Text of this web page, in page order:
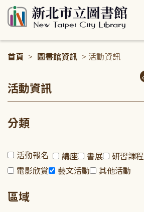
首頁 > 圖書館資訊 > 活動資訊
活動資訊
分類
活動報名 講座 書展 研習課程
電影欣賞
藝文活動 其他活動
區域